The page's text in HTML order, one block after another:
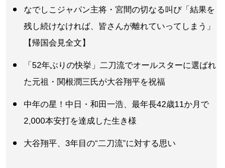
なでしこジャパン主将・宮間の切なる叫び「結果を
残し続けなければ、皆さんが離れていってしまう」
【帰国会見全文】
「52年ぶりの快挙」二刀流でオールスターに選ばれ
た元祖・関根潤三氏が大谷翔平を祝福
中年の星！中日・和田一浩、最年長42歳11か月で
2,000本安打を達成した生き様
大谷翔平、3年目の“二刀流”に対する思い